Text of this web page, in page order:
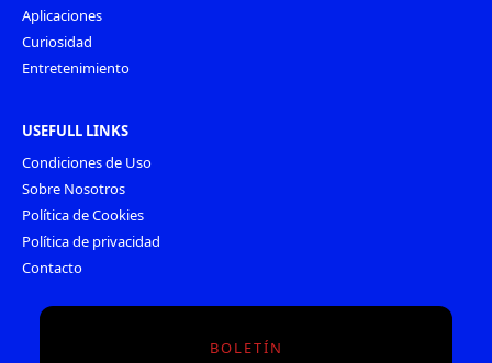
Aplicaciones
Curiosidad
Entretenimiento
USEFULL LINKS
Condiciones de Uso
Sobre Nosotros
Política de Cookies
Política de privacidad
Contacto
BOLETÍN